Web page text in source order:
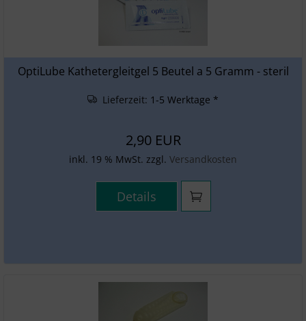
OptiLube Kathetergleitgel 5 Beutel a 5 Gramm - steril
Lieferzeit: 1-5 Werktage *
2,90 EUR
inkl. 19 % MwSt. zzgl. Versandkosten
Details